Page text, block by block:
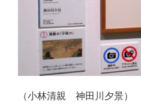
（小林清親 神田川夕景）